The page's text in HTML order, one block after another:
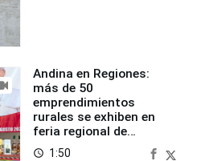
Andina en Regiones:
más de 50
emprendimientos
rurales se exhiben en
feria regional de
Foncodes
access_time 1:50